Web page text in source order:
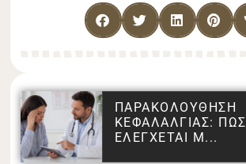
ΠΑΡΑΚΟΛΟΥΘΗΣΗ
ΚΕΦΑΛΑΛΓΙΑΣ: ΠΩΣ
ΕΛΕΓΧΕΤΑΙ Μ...